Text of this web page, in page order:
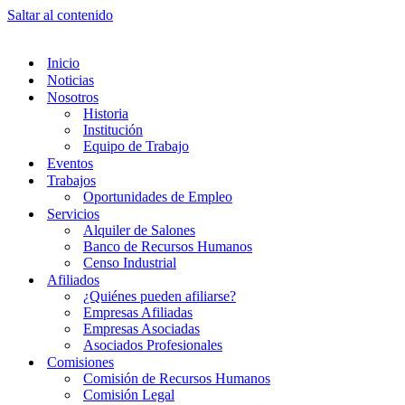
Saltar al contenido
Inicio
Noticias
Nosotros
Historia
Institución
Equipo de Trabajo
Eventos
Trabajos
Oportunidades de Empleo
Servicios
Alquiler de Salones
Banco de Recursos Humanos
Censo Industrial
Afiliados
¿Quiénes pueden afiliarse?
Empresas Afiliadas
Empresas Asociadas
Asociados Profesionales
Comisiones
Comisión de Recursos Humanos
Comisión Legal